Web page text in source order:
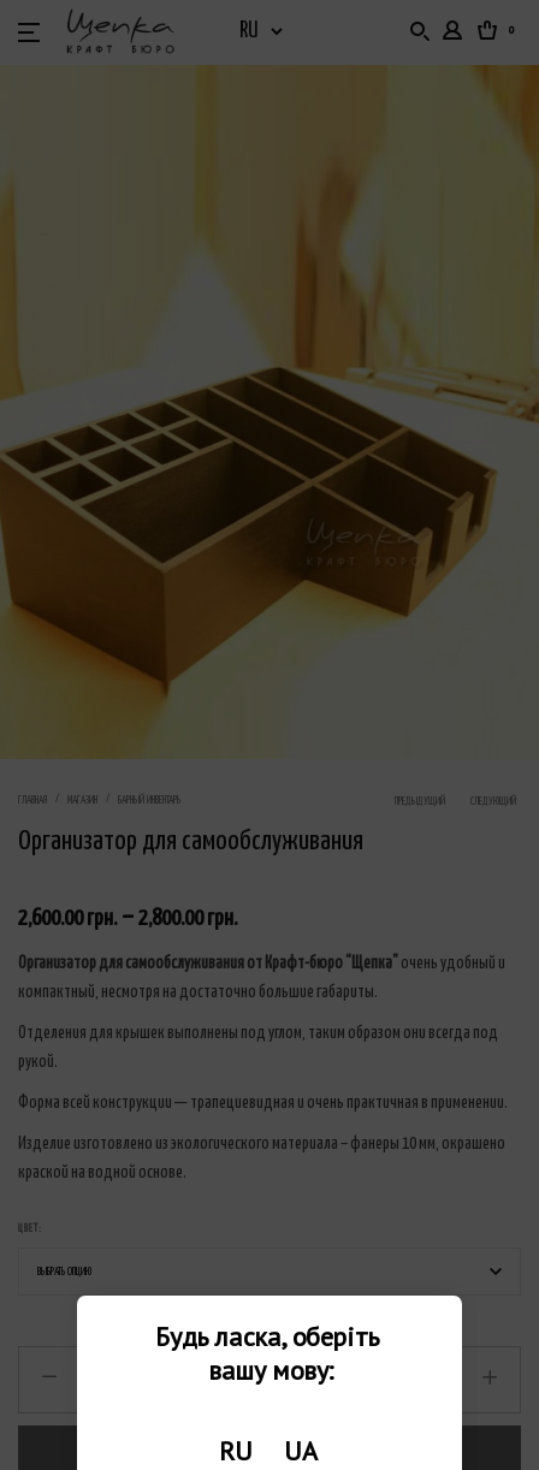
НАБОРНОЕ МЕНЮ. ХОЛДЕРЫ. ТАБЛИЧКИ
0
ГЛАВНАЯ МАГАЗИН БАРНЫЙ ИНВЕНТАРЬ Product
ПРЕДЫДУЩИЙ СЛЕДУЮЩИЙ
Организатор для самообслуживания
2,600.00грн.– 2,800.00грн.
Организатор для самообслуживания от Крафт-бюро “Щепка” очень удобный и
компактный, несмотря на достаточно большие габариты.
Отделения для крышек выполнены под углом, таким образом они всегда под
рукой.
Форма всей конструкции — трапециевидная и очень практичная в применении.
Изделие изготовлено из экологического материала – фанеры 10 мм, окрашено
краской на водной основе.
ЦВЕТ:
В КОРЗИНУ
Будь ласка, оберіть
вашу мову:
RU UA